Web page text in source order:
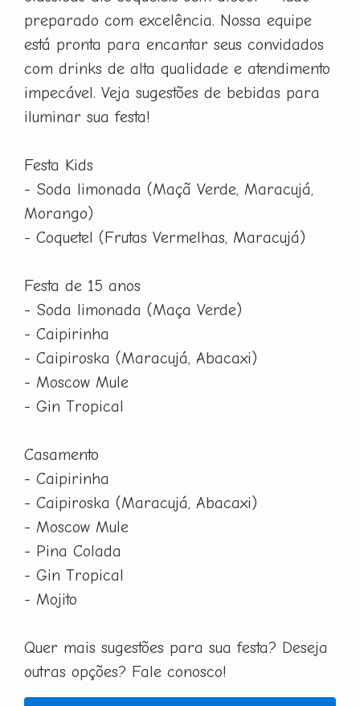
preparado com excelência. Nossa equipe
está pronta para encantar seus convidados
com drinks de alta qualidade e atendimento
impecável. Veja sugestões de bebidas para
iluminar sua festa!
Festa Kids
- Soda limonada (Maçã Verde, Maracujá,
Morango)
- Coquetel (Frutas Vermelhas, Maracujá)
Festa de 15 anos
- Soda limonada (Maça Verde)
- Caipirinha
- Caipiroska (Maracujá, Abacaxi)
- Moscow Mule
- Gin Tropical
Casamento
- Caipirinha
- Caipiroska (Maracujá, Abacaxi)
- Moscow Mule
- Pina Colada
- Gin Tropical
- Mojito
Quer mais sugestões para sua festa? Deseja
outras opções? Fale conosco!